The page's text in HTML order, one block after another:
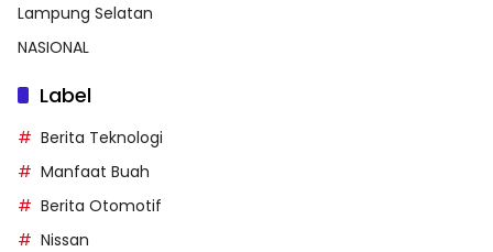
Lampung Selatan
NASIONAL
Label
Berita Teknologi
Manfaat Buah
Berita Otomotif
Nissan